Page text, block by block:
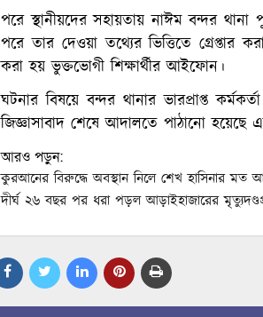
পরে স্থানীয়দের সহায়তায় নাঈম বন্দর থানা
পরে তার দেওয়া তথ্যের ভিত্তিতে
করা হয় ভুক্তভোগী শিক্ষার্থীর আইফোন।
ঘটনার বিষয়ে বন্দর থানার ভারপ্রাপ্ত
জিজ্ঞাসাবাদ শেষে আদালতে পাঠানো
আরও পড়ুন:
কুরআনের বিরুদ্ধে অবস্থান নিলে শেখ হাসিনার
দীর্ঘ ২৬ বছর পর ধরা পড়ল আড়াইহাজারের